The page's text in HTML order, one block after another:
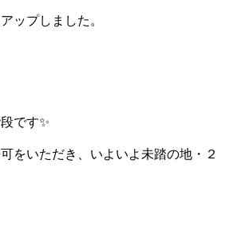
ップしました。
です✨
をいただき、いよいよ未踏の地・２